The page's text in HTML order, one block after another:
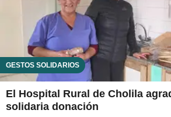
GESTOS SOLIDARIOS
El Hospital Rural de Cholila
solidaria donación